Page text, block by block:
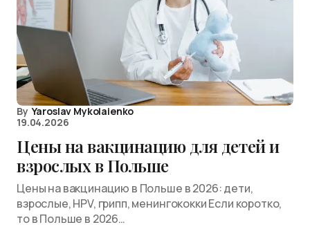
By Yaroslav Mykolaienko
19.04.2026
Цены на вакцинацию для детей и
взрослых в Польше
Цены на вакцинацию в Польше в 2026: дети,
взрослые, HPV, грипп, менингококки Если коротко,
то в Польше в 2026…